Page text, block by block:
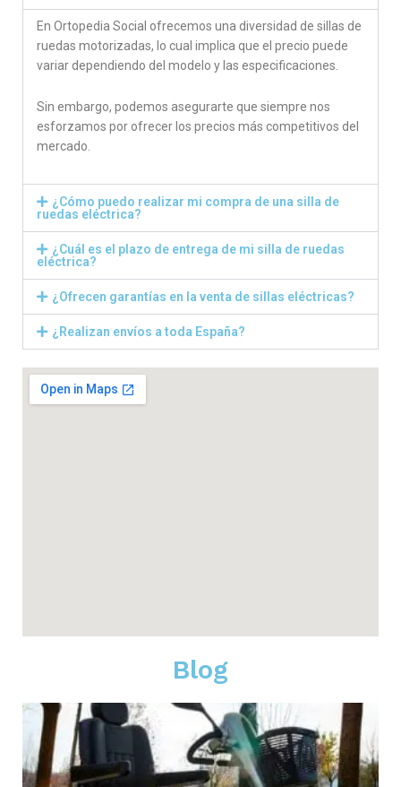
En Ortopedia Social ofrecemos una diversidad de sillas de
ruedas motorizadas, lo cual implica que el precio puede
variar dependiendo del modelo y las especificaciones.
Sin embargo, podemos asegurarte que siempre nos
esforzamos por ofrecer los precios más competitivos del
mercado.
¿Cómo puedo realizar mi compra de una silla de
ruedas eléctrica?
¿Cuál es el plazo de entrega de mi silla de ruedas
eléctrica?
¿Ofrecen garantías en la venta de sillas eléctricas?
¿Realizan envíos a toda España?
Blog